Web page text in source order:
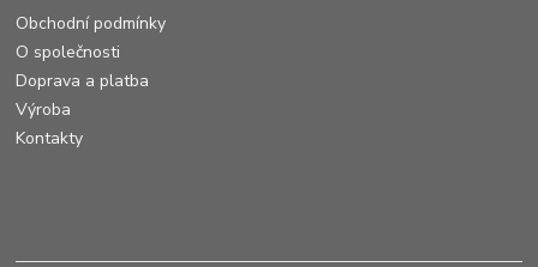
Obchodní podmínky
O společnosti
Doprava a platba
Výroba
Kontakty